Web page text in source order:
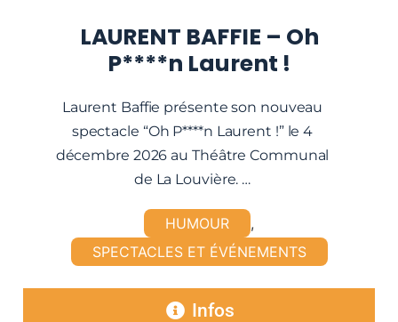
LAURENT BAFFIE – Oh
P****n Laurent !
Laurent Baffie présente son nouveau
spectacle “Oh P****n Laurent !” le 4
décembre 2026 au Théâtre Communal
de La Louvière. …
HUMOUR
,
SPECTACLES ET ÉVÉNEMENTS
Infos